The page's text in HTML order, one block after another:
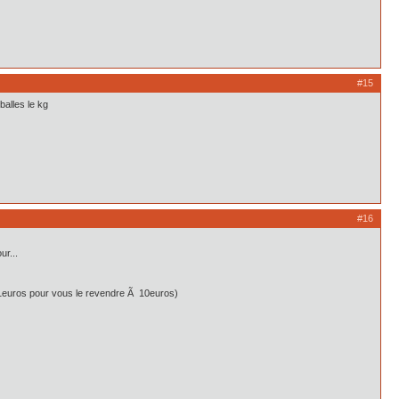
#15
le kg
#16
pour vous le revendre Ã 10euros)